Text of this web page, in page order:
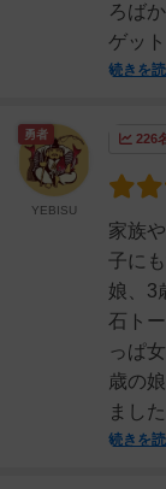
ろば
ゲッ
続きを
226
家族
子に
娘、3
石ト
っぱ
歳の
まし
続きを
勇者
YEBISU